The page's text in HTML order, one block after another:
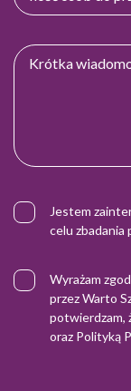
Jestem
celu zbadania
Wyrażam
przez Warto
potwierdzam,
oraz Polityką